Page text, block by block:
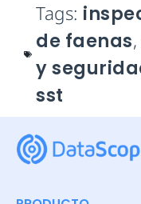
Tags:
de faenas,
y
sst